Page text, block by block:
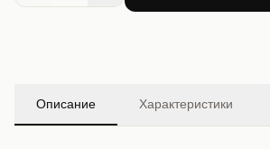
Описание Характеристики